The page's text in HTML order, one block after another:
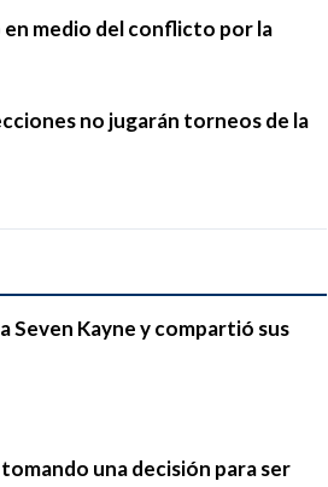
en medio del conflicto por la
no jugarán torneos de la
Seven Kayne y compartió sus
tomando una decisión para ser